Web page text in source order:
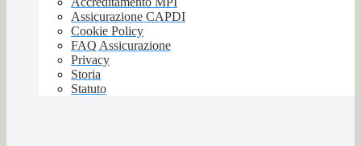
Assicurazione CAPDI
Cookie Policy
FAQ Assicurazione
Privacy
Storia
Statuto